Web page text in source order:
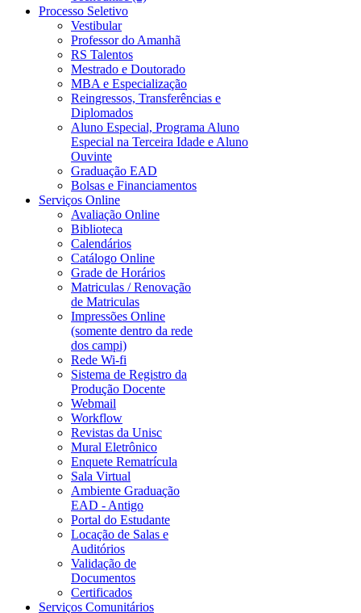
Processo Seletivo
Vestibular
Professor do Amanhã
RS Talentos
Mestrado e Doutorado
MBA e Especialização
Reingressos, Transferências e
Diplomados
Aluno Especial, Programa Aluno
Especial na Terceira Idade e Aluno
Ouvinte
Graduação EAD
Bolsas e Financiamentos
Serviços Online
Avaliação Online
Biblioteca
Calendários
Catálogo Online
Grade de Horários
Matriculas / Renovação
de Matriculas
Impressões Online
(somente dentro da rede
dos campi)
Rede Wi-fi
Sistema de Registro da
Produção Docente
Webmail
Workflow
Revistas da Unisc
Mural Eletrônico
Enquete Rematrícula
Sala Virtual
Ambiente Graduação
EAD - Antigo
Portal do Estudante
Locação de Salas e
Auditórios
Validação de
Documentos
Certificados
Serviços Comunitários